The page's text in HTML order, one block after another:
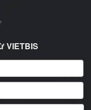
VIETBIS